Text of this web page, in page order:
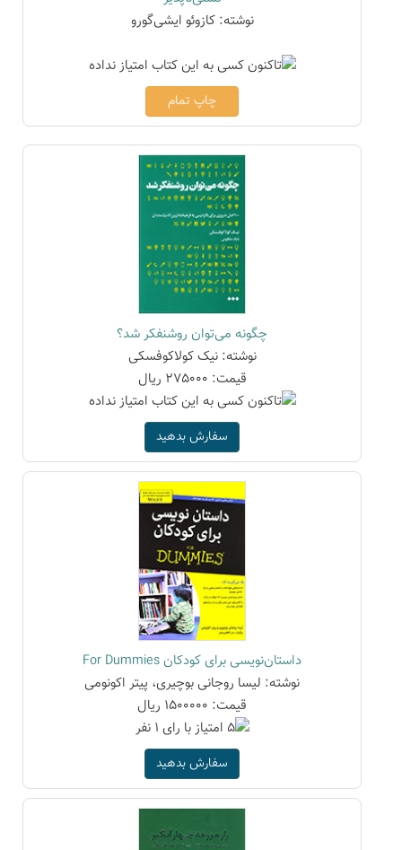
نوشته: کازوئو ایشی‌گورو
چاپ تمام
چگونه می‌توان روشنفکر شد؟
نوشته: نیک کولاکوفسکی
قیمت: 275000 ریال
سفارش بدهید
داستان‌نویسی برای کودکان For Dummies
نوشته: لیسا روجانی بوچیری، پیتر اکونومی
قیمت: 1500000 ریال
سفارش بدهید